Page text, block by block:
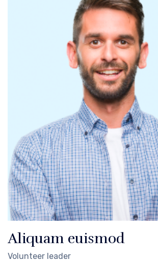
Aliquam euismod
Volunteer leader